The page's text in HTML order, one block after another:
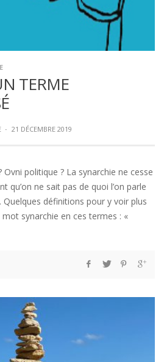
TERME
· 21 DÉCEMBRE 2019
Ovni politique ? La synarchie ne cesse
qu’on ne sait pas de quoi l’on parle
définitions pour y voir plus
synarchie en ces termes : «